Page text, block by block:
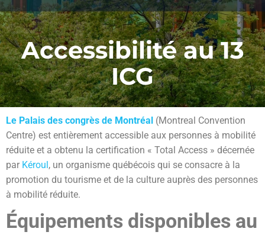
Accessibilité au 13
ICG
Le Palais des congrès de Montréal (Montreal Convention
Centre) est entièrement accessible aux personnes à mobilité
réduite et a obtenu la certification « Total Access » décernée
par Kéroul, un organisme québécois qui se consacre à la
promotion du tourisme et de la culture auprès des personnes
à mobilité réduite.
Équipements disponibles au